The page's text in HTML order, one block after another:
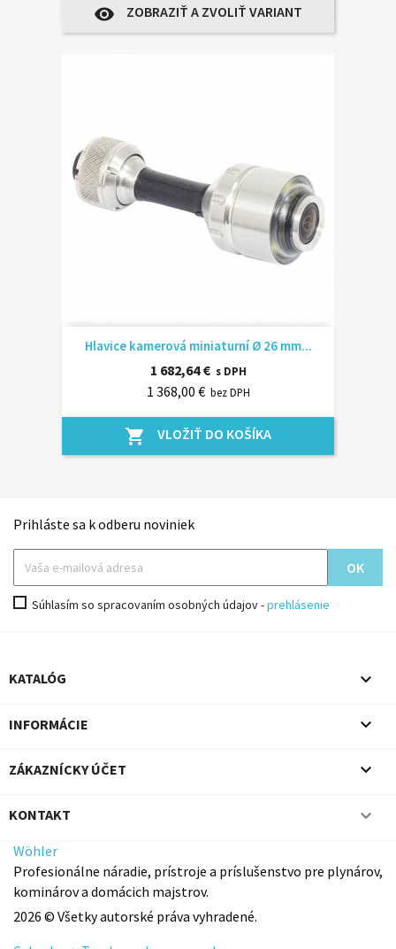
visibility ZOBRAZIŤ A ZVOLIŤ VARIANT
Hlavice kamerová miniaturní Ø 26 mm...
1 682,64 € s DPH
1 368,00 € bez DPH
shopping_cart VLOŽIŤ DO KOŠÍKA
Prihláste sa k odberu noviniek
Súhlasím so spracovaním osobných údajov -prehlásenie
KATALÓG 
INFORMÁCIE 
ZÁKAZNÍCKY ÚČET 
KONTAKT 
Wöhler
Profesionálne náradie, prístroje a príslušenstvo pre plynárov,
kominárov a domácich majstrov.
2026 © Všetky autorské práva vyhradené.